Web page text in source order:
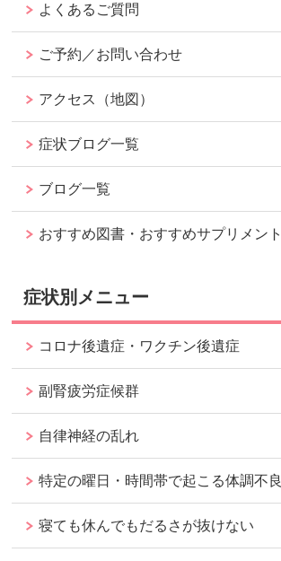
よくあるご質問
ご予約／お問い合わせ
アクセス（地図）
症状ブログ一覧
ブログ一覧
おすすめ図書・おすすめサプリメント
症状別メニュー
コロナ後遺症・ワクチン後遺症
副腎疲労症候群
自律神経の乱れ
特定の曜日・時間帯で起こる体調不良
寝ても休んでもだるさが抜けない